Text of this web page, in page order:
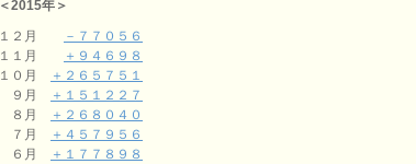
＜2015年＞
１２月
－７７０５６
１１月
＋９４６９８
１０月
＋２６５７５１
９月
＋１５１２２７
８月
＋２６８０４０
７月
＋４５７９５６
６月
＋１７７８９８